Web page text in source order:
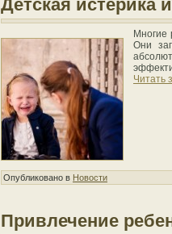
Детская истерика
Многие
Они
Читать
Опубликовано в Новости
Привлечение